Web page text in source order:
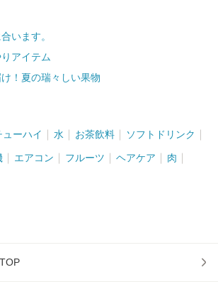
います。
アイテム
！夏の瑞々しい果物
ューハイ 水 お茶飲料 ソフトドリンク
エアコン フルーツ ヘアケア 肉